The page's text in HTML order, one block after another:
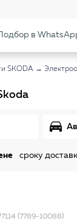
Подбор в
SKODA →
сроку
(7789-10088)